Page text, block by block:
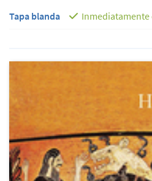
Tapa blanda